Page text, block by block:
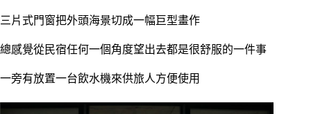
三片式門窗把外頭海景切成一幅巨型畫作
總感覺從民宿任何一個角度望出去都是很舒服的一件事
一旁有放置一台飲水機來供旅人方便使用